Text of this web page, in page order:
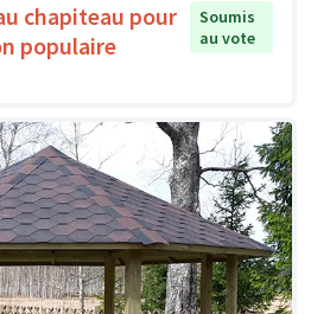
chapiteau pour
populaire
Soumis
au vote